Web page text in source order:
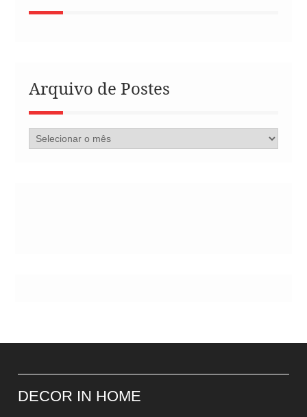
Arquivo de Postes
Arquivo
de
DECOR IN HOME